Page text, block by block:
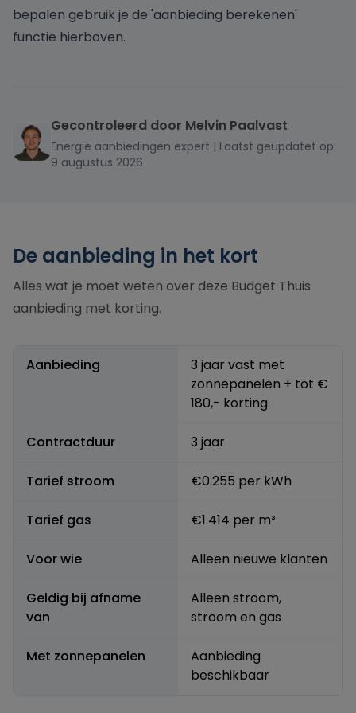
bepalen gebruik je de 'aanbieding berekenen'
functie hierboven.
Gecontroleerd door Melvin Paalvast
Energie aanbiedingen expert | Laatst geüpdatet op:
9 augustus 2026
De aanbieding in het kort
Alles wat je moet weten over deze Budget Thuis
aanbieding met korting.
Aanbieding
3 jaar vast met
zonnepanelen + tot €
180,- korting
Contractduur 3 jaar
Tarief stroom €0.255 per kWh
Tarief gas €1.414 per m³
Voor wie Alleen nieuwe klanten
Geldig bij afname
van
Alleen stroom,
stroom en gas
Met zonnepanelen
Aanbieding
beschikbaar